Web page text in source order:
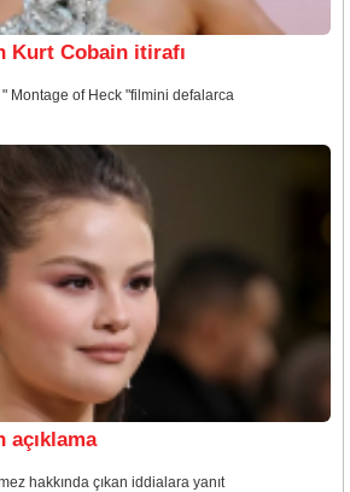
Kurt Cobain itirafı
" Montage of Heck "filmini defalarca
açıklama
hakkında çıkan iddialara yanıt